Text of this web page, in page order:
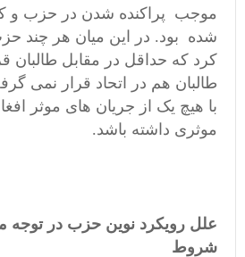
موجب پراکنده شدن در حزب و
شده بود. در این میان هر چند
کرد که حداقل در مقابل طالبان
طالبان هم در اتحاد قرار نمی
با هیچ یک از جریان های موثر
موثری داشته باشد.
علل رویکرد نوین حزب در توجه
شروط